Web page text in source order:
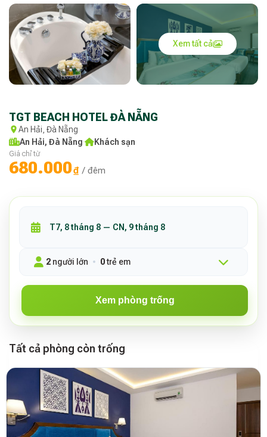
Xem tất cả
TGT BEACH HOTEL ĐÀ NẴNG
An Hải, Đà Nẵng
An Hải, Đà Nẵng· Khách sạn
Giá chỉ từ
680.000₫ / đêm
2 người lớn 0trẻ em
Xem phòng trống
Tất cả phòng còn trống